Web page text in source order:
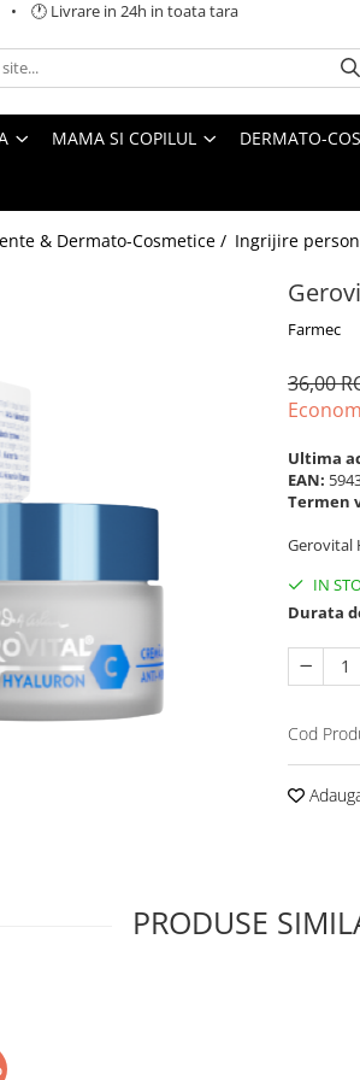
• 🕐 Livrare in 24h in toata tara
MAMA SI COPILUL DERMATO-
& Dermato-Cosmetice / Ingrijire
Farmec
36,00
Ultima
EAN:
Termen
Gerovital
IN
Durata
Cod
PRODUSE